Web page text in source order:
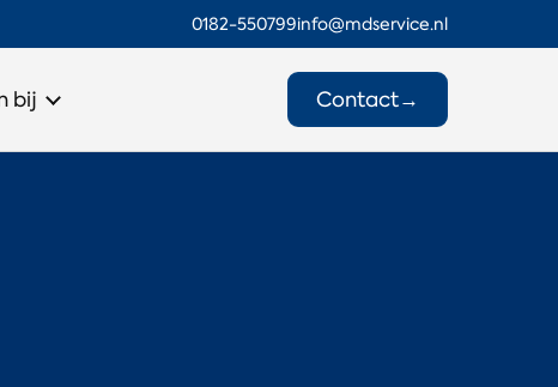
0182-550799info@mdservice.nl
bij Contact→